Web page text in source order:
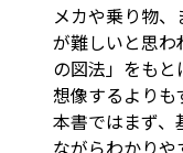
メカや乗り物
が難しいと思
の図法」をも
想像するよりも
本書ではまず
ながらわかり